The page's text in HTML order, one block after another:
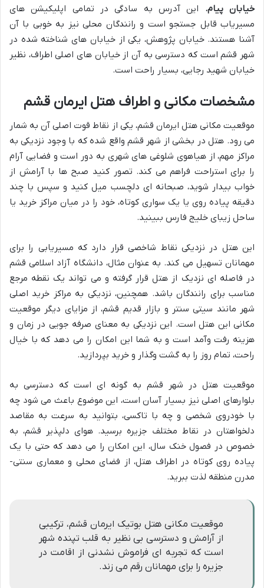
خیابان پیام. این آدرس به سادگی در تمامی اپلیکیشن های
مسیریاب قابل جستجو است و رانندگان محلی نیز به خوبی با آن
آشنا هستند. خیابان پژوهش، یکی از خیابان های شناخته شده در
شهر قشم است که دسترسی به آن از خیابان های اصلی اطراف، نظیر
خیابان شهید رجایی، بسیار راحت است.
مشخصات مکانی و اطراف هتل ایرمان قشم
موقعیت مکانی هتل ایرمان قشم، یکی از نقاط قوت اصلی آن به شمار
می رود. هتل در بخشی از شهر قشم واقع شده که با وجود نزدیکی به
مراکز مهم، از هیاهوی شلوغی های شهری به دور است و فضایی آرام
را برای استراحت فراهم می کند. تصور کنید صبح ها با آرامش از
خواب بیدار شوید، صبحانه ای دلچسب میل کنید و سپس با چند
دقیقه پیاده روی یا یک سواری کوتاه، خود را در میان مراکز خرید یا
ساحل زیبای خلیج فارس ببینید.
این هتل در نزدیکی نقاط شاخصی قرار دارد که مسیریابی را برای
مهمانان تسهیل می کند. به عنوان مثال، دانشگاه آزاد اسلامی قشم
در فاصله ای نزدیک از هتل قرار گرفته و می تواند یک نقطه مرجع
مناسب برای رانندگان باشد. همچنین، نزدیکی به مراکز خرید اصلی
شهر مانند سیتی سنتر و بازار قدیم قشم، از مزایای دیگر موقعیت
مکانی این هتل است. این نزدیکی به معنای صرفه جویی در زمان و
هزینه رفت وآمد است و به شما این امکان را می دهد که با خیال
راحت، تمام روز را به گشت وگذار و خرید بپردازید.
موقعیت هتل در شهر قشم به گونه ای است که دسترسی به
بلوارهای اصلی نیز بسیار آسان است، این موضوع باعث می شود چه
با خودروی شخصی و چه با تاکسی، بتوانید به سرعت به مقاصد
دلخواهتان در نقاط مختلف جزیره برسید. هوای دلپذیر قشم، به
خصوص در فصول خنک سال، این امکان را می دهد که حتی با یک
پیاده روی کوتاه در اطراف هتل، از فضای محلی و معماری سنتی-
مدرن منطقه لذت ببرید.
موقعیت مکانی هتل بوتیک ایرمان قشم، ترکیبی
از آرامش و دسترسی بی نظیر به قلب تپنده شهر
است که تجربه ای فراموش نشدنی از اقامت در
جزیره را برای مهمانان رقم می زند.